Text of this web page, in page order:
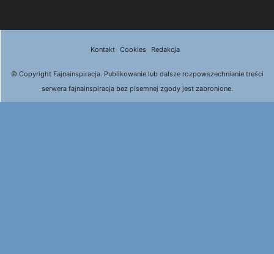
Kontakt Cookies Redakcja
© Copyright Fajnainspiracja. Publikowanie lub dalsze rozpowszechnianie treści
serwera fajnainspiracja bez pisemnej zgody jest zabronione.